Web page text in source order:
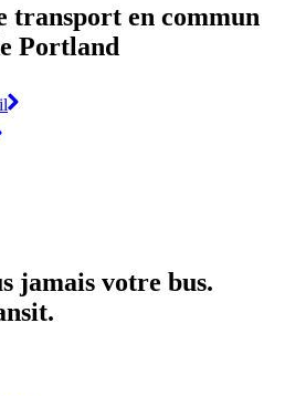
transport en commun
Portland
jamais votre bus.